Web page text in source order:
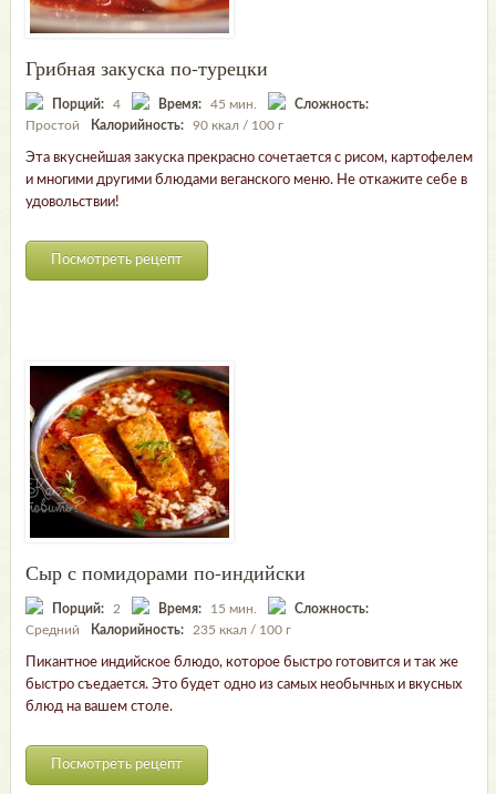
Грибная закуска по-турецки
Порций: 4 Время: 45 мин.
Сложность:
Простой
Калорийность: 90 ккал / 100 г
Эта вкуснейшая закуска прекрасно сочетается с рисом, картофелем
и многими другими блюдами веганского меню. Не откажите себе в
удовольствии!
Посмотреть рецепт
Сыр с помидорами по-индийски
Порций: 2 Время: 15 мин.
Сложность:
Средний
Калорийность: 235 ккал / 100 г
Пикантное индийское блюдо, которое быстро готовится и так же
быстро съедается. Это будет одно из самых необычных и вкусных
блюд на вашем столе.
Посмотреть рецепт